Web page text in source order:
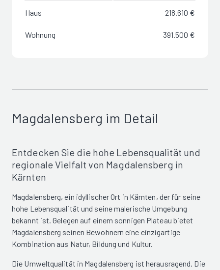
Haus 218.610 €
Wohnung 391.500 €
Magdalensberg im Detail
Entdecken Sie die hohe Lebensqualität und
regionale Vielfalt von Magdalensberg in
Kärnten
Magdalensberg, ein idyllischer Ort in Kärnten, der für seine
hohe Lebensqualität und seine malerische Umgebung
bekannt ist. Gelegen auf einem sonnigen Plateau bietet
Magdalensberg seinen Bewohnern eine einzigartige
Kombination aus Natur, Bildung und Kultur.
Die Umweltqualität in Magdalensberg ist herausragend. Die